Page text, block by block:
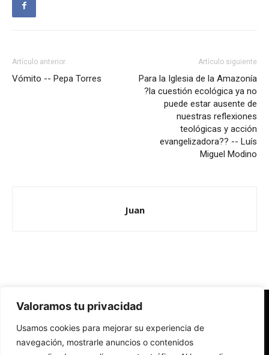
Valoramos tu privacidad
Usamos cookies para mejorar su experiencia de
navegación, mostrarle anuncios o contenidos
Artículo anterior
Vómito -- Pepa Torres
Artículo siguiente
Para la Iglesia de la Amazonía
?la cuestión ecológica ya no
puede estar ausente de
nuestras reflexiones
teológicas y acción
evangelizadora?? -- Luís
Miguel Modino
Juan
Redes Cristianas
Una mirada alternativa sobre la Iglesia católica y la sociedad
- Colectivos de Redes Cristianas